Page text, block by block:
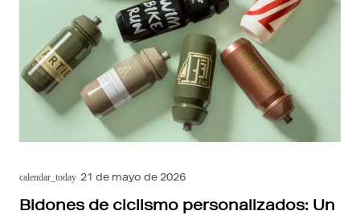
calendar_today 21 de mayo de 2026
Bidones de ciclismo personalizados: Un